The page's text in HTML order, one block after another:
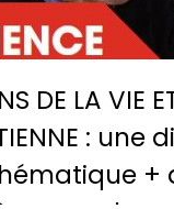
DE LA VIE
:
+